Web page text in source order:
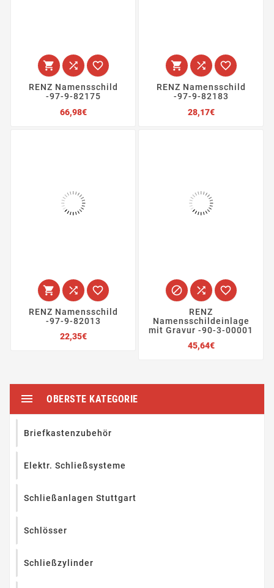
  
RENZ Namensschild
-97-9-82175
66,98€Preis
  
RENZ Namensschild
-97-9-82183
28,17€Preis
  
RENZ Namensschild
-97-9-82013
22,35€Preis
  
RENZ
Namensschildeinlage
mit Gravur -90-3-00001
45,64€Preis
OBERSTE KATEGORIE

Briefkastenzubehör
Elektr. Schließsysteme
Schließanlagen Stuttgart
Schlösser
Schließzylinder